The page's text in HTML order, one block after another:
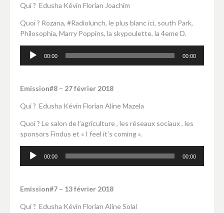
Qui ? Edusha Kévin Florian Joachim
Quoi ? Rozana, #Radiolunch, le plus blanc ici, south Park,
Philosophia, Marry Poppins, la skypoulette, la 4eme D.
Lecteur
audio
00:00 00:00
Emission#8 – 27 février 2018
Qui ? Edusha Kévin Florian Aline Mazela
Quoi ? Le salon de l’agriculture , les réseaux sociaux , les
sponsors Findus et « I feel it’s coming ».
Lecteur
audio
00:00 00:00
Emission#7 – 13 février 2018
Qui ? Edusha Kévin Florian Aline Solal